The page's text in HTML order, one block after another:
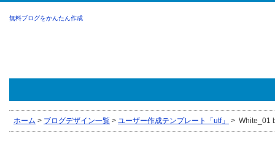
無料ブログをかんたん作成
ホーム > ブログデザイン一覧 > ユーザー作成テンプレート「utf」 > White_01